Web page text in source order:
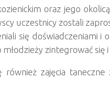
oraz jego
uczestnicy zostali
się doświadczeniami i
zintegrować się
również zajęcia